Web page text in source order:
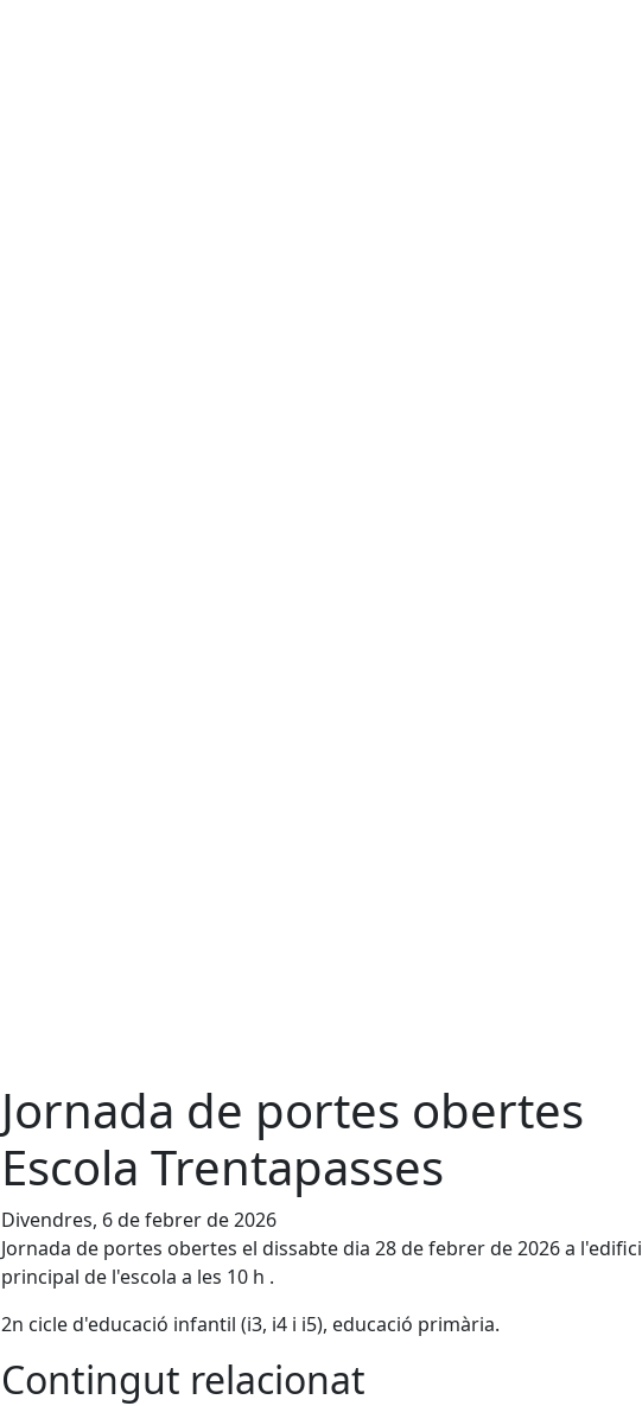
Jornada de portes obertes
Escola Trentapasses
Divendres, 6 de febrer de 2026
Jornada de portes obertes el dissabte dia 28 de febrer de 2026 a l'edifici
principal de l'escola a les 10 h .
2n cicle d'educació infantil (i3, i4 i i5), educació primària.
Contingut relacionat